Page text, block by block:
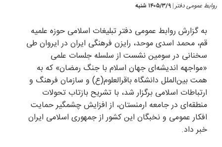
روابط عمومی دفتر | ۱۴۰۵/۳/۹ شنبه
به گزارش روابط عمومی دفتر تبلیغات اسلامی حوزه علمیه
قم، محمد اسدی موحد، رایزن فرهنگی ایران در ایروان طی
سخنانی در سومین نشست از سلسله جلسات علمی
«مواجهه اندیشه‌ای جهان اسلام با جنگ رمضان» که به
همت بین‌الملل دانشگاه باقرالعلوم(ع) و سازمان فرهنگ و
ارتباطات اسلامی برگزار شد، با تشریح بازتاب تحولات
منطقه‌ای در جامعه ارمنستان، از افزایش چشمگیر حمایت
افکار عمومی و نخبگان این کشور از جمهوری اسلامی ایران
خبر داد.